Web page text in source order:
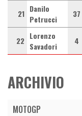
21 Danilo
Petrucci
37
22 Lorenzo
Savadori
4
ARCHIVIO
MOTOGP